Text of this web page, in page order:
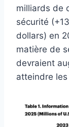
milliards de
sécurité
dollars) en
matière de
devraient
atteindre